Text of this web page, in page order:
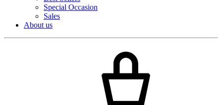
Special Occasion
Sales
About us